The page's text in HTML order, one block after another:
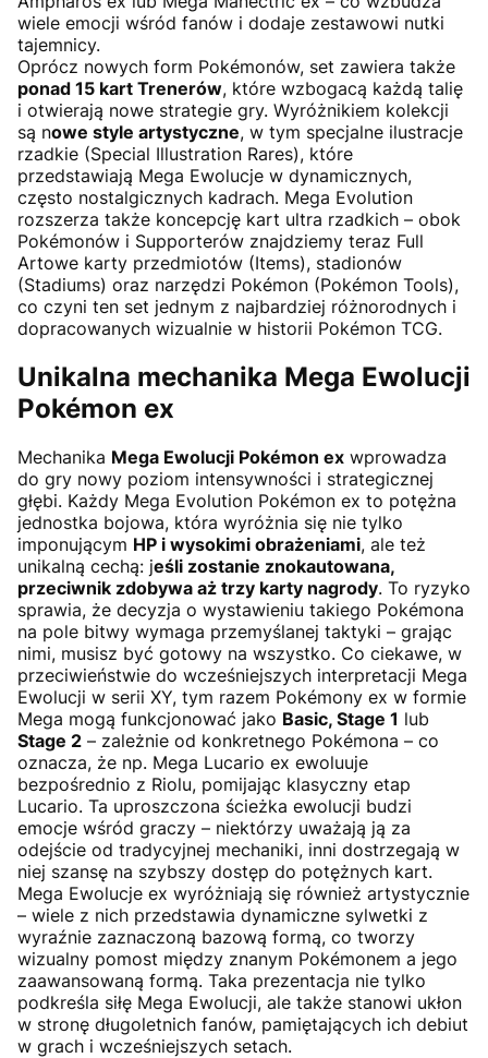
wiele emocji wśród fanów i dodaje zestawowi nutki
tajemnicy.
Oprócz nowych form Pokémonów, set zawiera także
ponad 15 kart Trenerów, które wzbogacą każdą talię
i otwierają nowe strategie gry. Wyróżnikiem kolekcji
są nowe style artystyczne, w tym specjalne ilustracje
rzadkie (Special Illustration Rares), które
przedstawiają Mega Ewolucje w dynamicznych,
często nostalgicznych kadrach. Mega Evolution
rozszerza także koncepcję kart ultra rzadkich – obok
Pokémonów i Supporterów znajdziemy teraz Full
Artowe karty przedmiotów (Items), stadionów
(Stadiums) oraz narzędzi Pokémon (Pokémon Tools),
co czyni ten set jednym z najbardziej różnorodnych i
dopracowanych wizualnie w historii Pokémon TCG.
Unikalna mechanika Mega Ewolucji
Pokémon ex
Mechanika Mega Ewolucji Pokémon ex wprowadza
do gry nowy poziom intensywności i strategicznej
głębi. Każdy Mega Evolution Pokémon ex to potężna
jednostka bojowa, która wyróżnia się nie tylko
imponującym HP i wysokimi obrażeniami, ale też
unikalną cechą: jeśli zostanie znokautowana,
przeciwnik zdobywa aż trzy karty nagrody. To ryzyko
sprawia, że decyzja o wystawieniu takiego Pokémona
na pole bitwy wymaga przemyślanej taktyki – grając
nimi, musisz być gotowy na wszystko. Co ciekawe, w
przeciwieństwie do wcześniejszych interpretacji Mega
Ewolucji w serii XY, tym razem Pokémony ex w formie
Mega mogą funkcjonować jako Basic, Stage 1 lub
Stage 2 – zależnie od konkretnego Pokémona – co
oznacza, że np. Mega Lucario ex ewoluuje
bezpośrednio z Riolu, pomijając klasyczny etap
Lucario. Ta uproszczona ścieżka ewolucji budzi
emocje wśród graczy – niektórzy uważają ją za
odejście od tradycyjnej mechaniki, inni dostrzegają w
niej szansę na szybszy dostęp do potężnych kart.
Mega Ewolucje ex wyróżniają się również artystycznie
– wiele z nich przedstawia dynamiczne sylwetki z
wyraźnie zaznaczoną bazową formą, co tworzy
wizualny pomost między znanym Pokémonem a jego
zaawansowaną formą. Taka prezentacja nie tylko
podkreśla siłę Mega Ewolucji, ale także stanowi ukłon
w stronę długoletnich fanów, pamiętających ich debiut
w grach i wcześniejszych setach.